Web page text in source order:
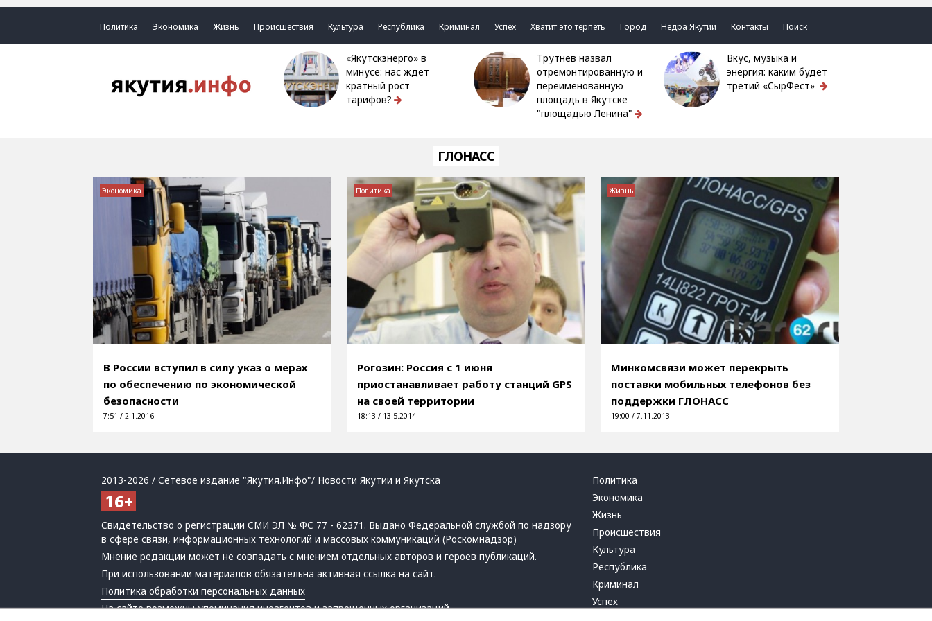
Политика Экономика Жизнь Происшествия Культура Республика Криминал Успех Хватит это терпеть Город Недра Якутии Контакты Поиск
«Якутскэнерго» в
минусе: нас ждёт
кратный рост
тарифов?
Трутнев назвал
отремонтированную и
переименованную
площадь в Якутске
"площадью Ленина"
Вкус, музыка и
энергия: каким будет
третий «СырФест»
ГЛОНАСС
В России вступил в силу указ о мерах
по обеспечению по экономической
безопасности
7:51 / 2.1.2016
Экономика
Рогозин: Россия с 1 июня
приостанавливает работу станций GPS
на своей территории
18:13 / 13.5.2014
Политика
Минкомсвязи может перекрыть
поставки мобильных телефонов без
поддержки ГЛОНАСС
19:00 / 7.11.2013
Жизнь
2013-2026 / Сетевое издание "Якутия.Инфо"/ Новости Якутии и Якутска
Свидетельство о регистрации СМИ ЭЛ № ФС 77 - 62371. Выдано Федеральной службой по надзору
в сфере связи, информационных технологий и массовых коммуникаций (Роскомнадзор)
Мнение редакции может не совпадать с мнением отдельных авторов и героев публикаций.
При использовании материалов обязательна активная ссылка на сайт.
Политика обработки персональных данных
На сайте возможны упоминанияиноагентовизапрещенных организаций
Политика
Экономика
Жизнь
Происшествия
Культура
Республика
Криминал
Успех